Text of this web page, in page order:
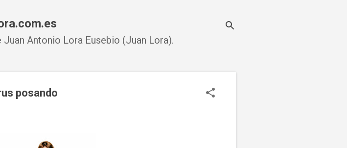
Antonio Lora Eusebio (Juan Lora).
posando